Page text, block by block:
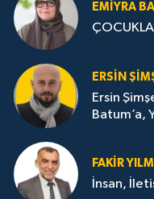
EMIYRA
ERSIN
Ersin
Batum’a,
FAKIR
İnsan,